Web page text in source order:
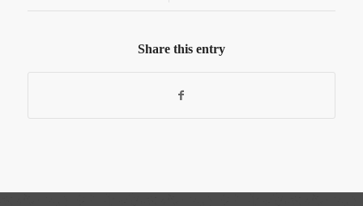
Share this entry